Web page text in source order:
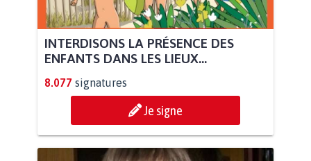
INTERDISONS LA PRÉSENCE DES
ENFANTS DANS LES LIEUX...
8.077 signatures
Je signe